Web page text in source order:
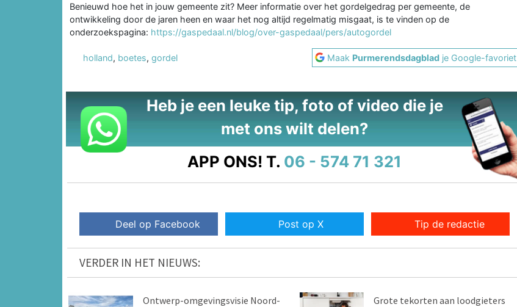
Benieuwd hoe het in jouw gemeente zit? Meer informatie over het gordelgedrag per gemeente, de
ontwikkeling door de jaren heen en waar het nog altijd regelmatig misgaat, is te vinden op de
onderzoekspagina: https://gaspedaal.nl/blog/over-gaspedaal/pers/autogordel
holland, boetes, gordel Maak Purmerendsdagblad je Google-favoriet
Heb je een leuke tip, foto of video die je
met ons wilt delen?
APP ONS! T. 06 - 574 71 321
Deel op Facebook Post op X Tip de redactie
VERDER IN HET NIEUWS:
Ontwerp-omgevingsvisie Noord-
Grote tekorten aan loodgieters